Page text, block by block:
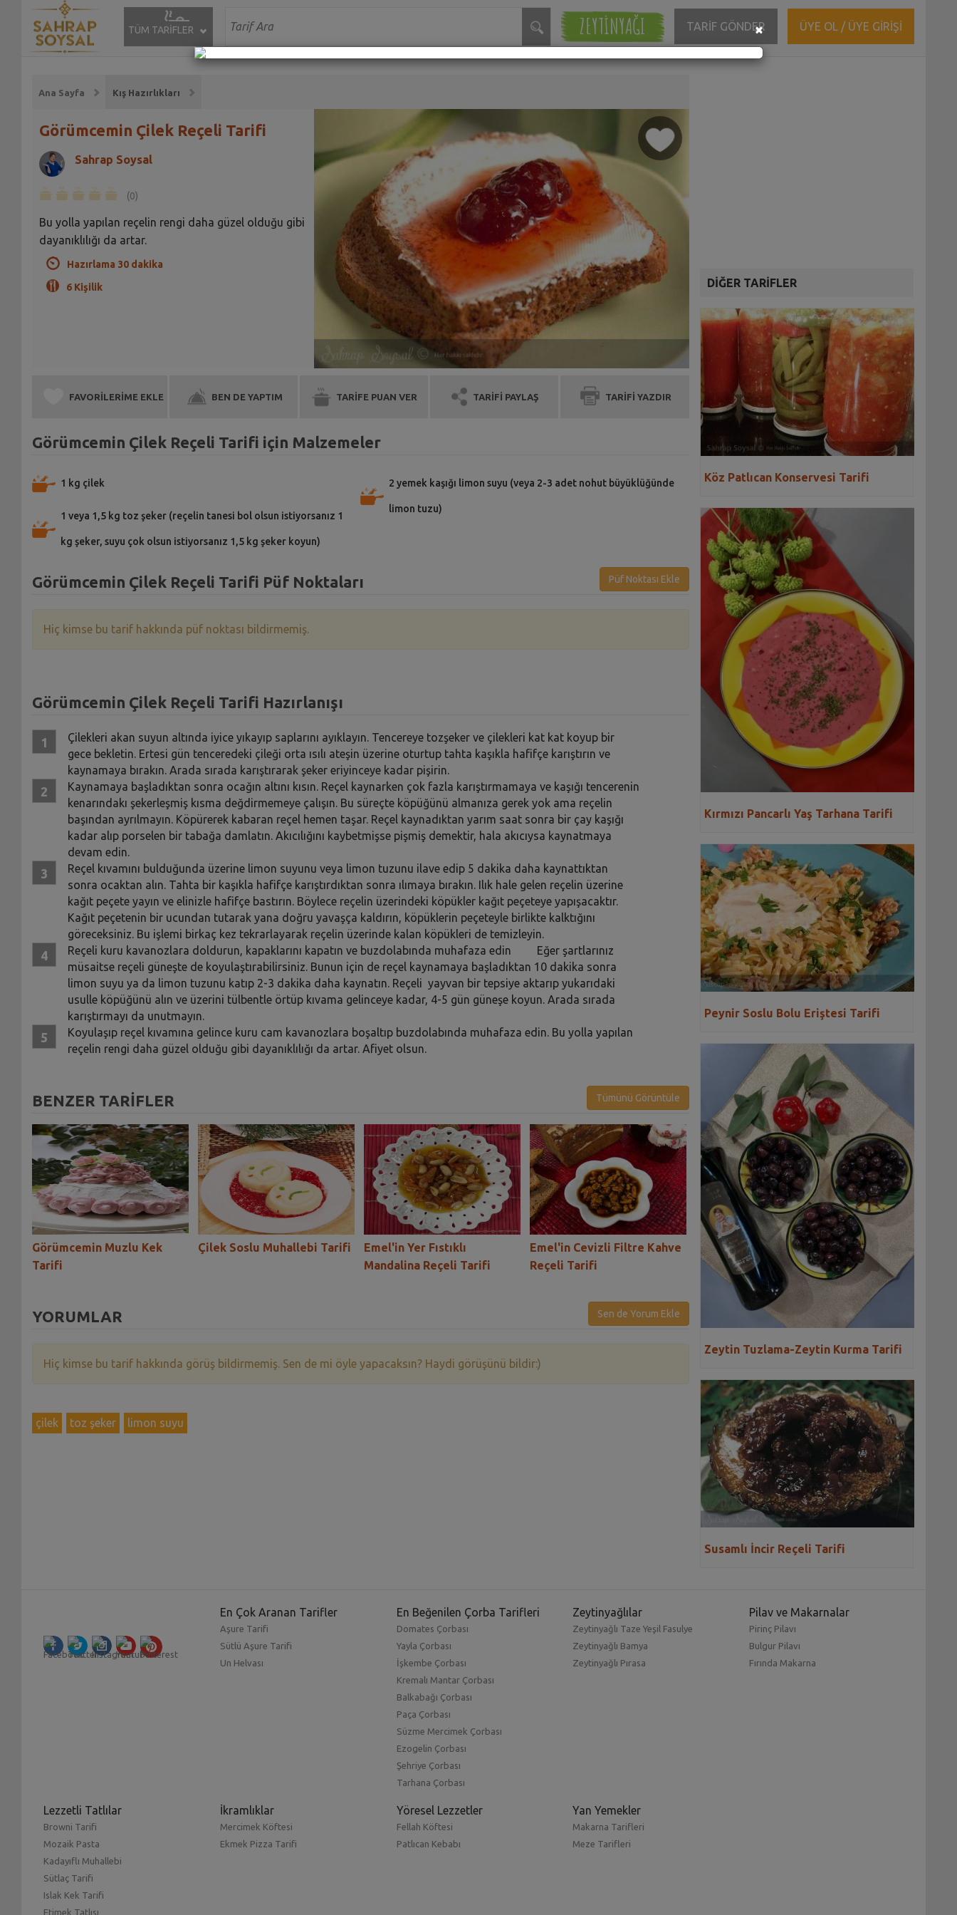
TÜM TARİFLER ZEYTİNYAĞI TARİF GÖNDER ÜYE OL / ÜYE GİRİŞİ
Ana Sayfa Kış Hazırlıkları
Görümcemin Çilek Reçeli Tarifi
Sahrap Soysal
(0)
Bu yolla yapılan reçelin rengi daha güzel olduğu gibi
dayanıklılığı da artar.
Hazırlama 30 dakika
6 Kişilik
FAVORİLERİME EKLE BEN DE YAPTIM TARİFE PUAN VER TARİFİ PAYLAŞ TARİFİ YAZDIR
Görümcemin Çilek Reçeli Tarifi için Malzemeler
1 kg çilek
1 veya 1,5 kg toz şeker (reçelin tanesi bol olsun istiyorsanız 1
kg şeker, suyu çok olsun istiyorsanız 1,5 kg şeker koyun)
2 yemek kaşığı limon suyu (veya 2-3 adet nohut büyüklüğünde
limon tuzu)
Görümcemin Çilek Reçeli Tarifi Püf Noktaları Püf Noktası Ekle
Hiç kimse bu tarif hakkında püf noktası bildirmemiş.
Görümcemin Çilek Reçeli Tarifi Hazırlanışı
Çilekleri akan suyun altında iyice yıkayıp saplarını ayıklayın. Tencereye tozşeker ve çilekleri kat kat koyup bir
gece bekletin. Ertesi gün tenceredeki çileği orta ısılı ateşin üzerine oturtup tahta kaşıkla hafifçe karıştırın ve
kaynamaya bırakın. Arada sırada karıştırarak şeker eriyinceye kadar pişirin.
Kaynamaya başladıktan sonra ocağın altını kısın. Reçel kaynarken çok fazla karıştırmamaya ve kaşığı tencerenin
kenarındakı şekerleşmiş kısma değdirmemeye çalışın. Bu süreçte köpüğünü almanıza gerek yok ama reçelin
başından ayrılmayın. Köpürerek kabaran reçel hemen taşar. Reçel kaynadıktan yarım saat sonra bir çay kaşığı
kadar alıp porselen bir tabağa damlatın. Akıcılığını kaybetmişse pişmiş demektir, hala akıcıysa kaynatmaya
devam edin.
Reçel kıvamını bulduğunda üzerine limon suyunu veya limon tuzunu ilave edip 5 dakika daha kaynattıktan
sonra ocaktan alın. Tahta bir kaşıkla hafifçe karıştırdıktan sonra ılımaya bırakın. Ilık hale gelen reçelin üzerine
kağıt peçete yayın ve elinizle hafifçe bastırın. Böylece reçelin üzerindeki köpükler kağıt peçeteye yapışacaktır.
Kağıt peçetenin bir ucundan tutarak yana doğru yavaşça kaldırın, köpüklerin peçeteyle birlikte kalktığını
göreceksiniz. Bu işlemi birkaç kez tekrarlayarak reçelin üzerinde kalan köpükleri de temizleyin.
Reçeli kuru kavanozlara doldurun, kapaklarını kapatın ve buzdolabında muhafaza edin Eğer şartlarınız
müsaitse reçeli güneşte de koyulaştırabilirsiniz. Bunun için de reçel kaynamaya başladıktan 10 dakika sonra
limon suyu ya da limon tuzunu katıp 2-3 dakika daha kaynatın. Reçeli yayvan bir tepsiye aktarıp yukarıdaki
usulle köpüğünü alın ve üzerini tülbentle örtüp kıvama gelinceye kadar, 4-5 gün güneşe koyun. Arada sırada
karıştırmayı da unutmayın.
Koyulaşıp reçel kıvamına gelince kuru cam kavanozlara boşaltıp buzdolabında muhafaza edin. Bu yolla yapılan
reçelin rengi daha güzel olduğu gibi dayanıklılığı da artar. Afiyet olsun.
BENZER TARİFLER Tümünü Görüntüle
Görümcemin Muzlu Kek
Tarifi
Çilek Soslu Muhallebi Tarifi
Emel'in Yer Fıstıklı
Mandalina Reçeli Tarifi
Emel'in Cevizli Filtre Kahve
Reçeli Tarifi
Emel'in Fındıklı Kereviz
Reçeli Tarifi
Gülçin'in
Tarifi
YORUMLAR Sen de Yorum Ekle
Hiç kimse bu tarif hakkında görüş bildirmemiş. Sen de mi öyle yapacaksın? Haydi görüşünü bildir:)
çilek toz şeker limon suyu
DİĞER TARİFLER
Köz Patlıcan Konservesi Tarifi
Kırmızı Pancarlı Yaş Tarhana Tarifi
Peynir Soslu Bolu Eriştesi Tarifi
Zeytin Tuzlama-Zeytin Kurma Tarifi
Susamlı İncir Reçeli Tarifi
En Çok Aranan Tarifler
Aşure Tarifi
Sütlü Aşure Tarifi
Un Helvası
En Beğenilen Çorba Tarifleri
Domates Çorbası
Yayla Çorbası
İşkembe Çorbası
Kremalı Mantar Çorbası
Balkabağı Çorbası
Paça Çorbası
Süzme Mercimek Çorbası
Ezogelin Çorbası
Şehriye Çorbası
Tarhana Çorbası
Zeytinyağlılar
Zeytinyağlı Taze Yeşil Fasulye
Zeytinyağlı Bamya
Zeytinyağlı Pırasa
Pilav ve Makarnalar
Pirinç Pilavı
Bulgur Pilavı
Fırında Makarna
Lezzetli Tatlılar
Browni Tarifi
Mozaik Pasta
Kadayıflı Muhallebi
Sütlaç Tarifi
Islak Kek Tarifi
Etimek Tatlısı
İkramlıklar
Mercimek Köftesi
Ekmek Pizza Tarifi
Yöresel Lezzetler
Fellah Köftesi
Patlıcan Kebabı
Yan Yemekler
Makarna Tarifleri
Meze Tarifleri
×Close